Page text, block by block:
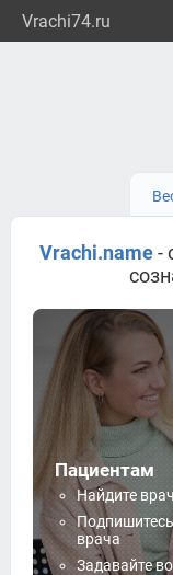
Vrachi74.ru
Vrachi.name-
Пациентам
Найдите
врача
Задавайте